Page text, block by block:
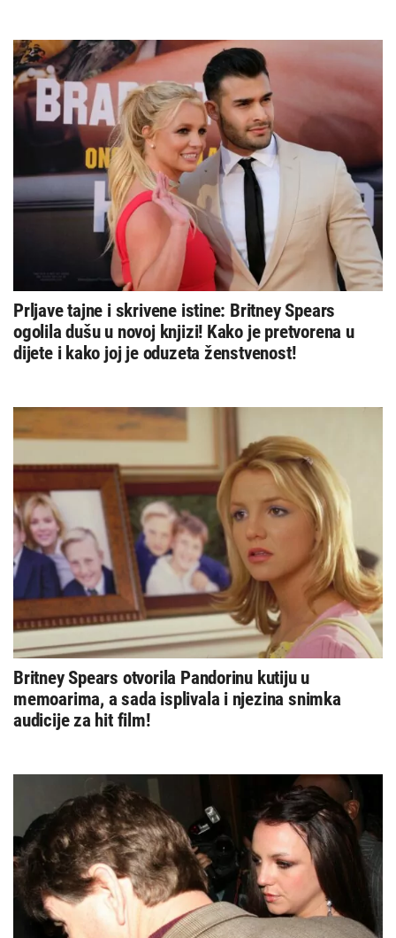
Prljave tajne i skrivene istine: Britney Spears
ogolila dušu u novoj knjizi! Kako je pretvorena u
dijete i kako joj je oduzeta ženstvenost!
Britney Spears otvorila Pandorinu kutiju u
memoarima, a sada isplivala i njezina snimka
audicije za hit film!